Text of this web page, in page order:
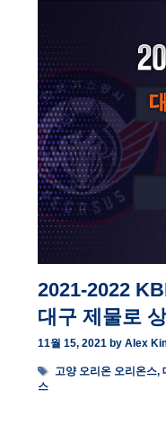
2021-2022
대구 제물로
11월 15, 2021 by Alex
Tags
고양 오리온 오리온스,
스